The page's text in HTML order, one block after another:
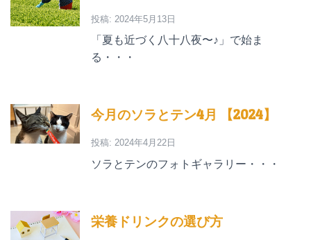
投稿: 2024年5月13日
「夏も近づく八十八夜〜♪」で始ま
る・・・
今月のソラとテン4月 【2024】
投稿: 2024年4月22日
ソラとテンのフォトギャラリー・・・
栄養ドリンクの選び方